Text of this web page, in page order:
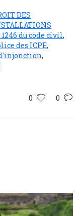
DES
du code civil,
des ICPE,
,
0 0